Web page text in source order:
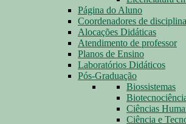
Página do Aluno
Coordenadores de disciplina
Alocações Didáticas
Atendimento de professor
Planos de Ensino
Laboratórios Didáticos
Pós-Graduação
Biossistemas
Ciências
Ciência e